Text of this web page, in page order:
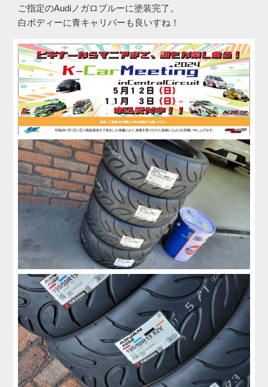
ご指定のAudiノガロブルーに塗装完了。
白ボディーに青キャリパーも良いすね！